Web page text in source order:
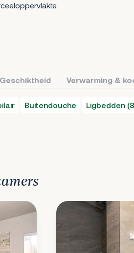
Geschiktheid Verwarming &
Buitendouche Ligbedden